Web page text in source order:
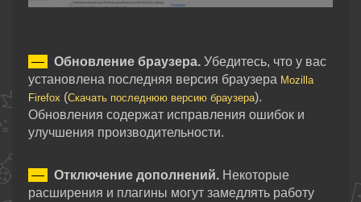
— Обновление браузера. Убедитесь, что у вас
установлена последняя версия браузера Mozilla
Firefox (Скачать последнюю версию браузера).
Обновления содержат исправления ошибок и
улучшения производительности.
— Отключение дополнений. Некоторые
расширения и плагины могут замедлять работу